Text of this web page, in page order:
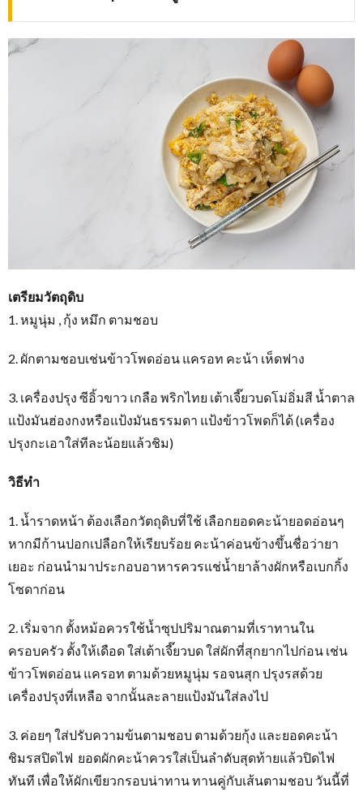
เตรียมวัตถุดิบ
1. หมูนุ่ม , กุ้ง หมึก ตามชอบ
2. ผักตามชอบเช่นข้าวโพดอ่อน แครอท คะน้า เห็ดฟาง
3. เครื่องปรุง ซีอิ้วขาว เกลือ พริกไทย เต้าเจี๊ยวบดโม่อิ่มสี น้ำตาล
แป้งมันฮ่องกงหรือแป้งมันธรรมดา แป้งข้าวโพดก็ได้ (เครื่อง
ปรุงกะเอาใส่ทีละน้อยแล้วชิม)
วิธีทำ
1. น้ำราดหน้า ต้องเลือกวัตถุดิบที่ใช้ เลือกยอดคะน้ายอดอ่อนๆ
หากมีก้านปอกเปลือกให้เรียบร้อย คะน้าค่อนข้างขึ้นชื่อว่ายา
เยอะ ก่อนนำมาประกอบอาหารควรแช่น้ำยาล้างผักหรือเบกกิ้ง
โซดาก่อน
2. เริ่มจาก ตั้งหม้อควรใช้น้ำซุปปริมาณตามที่เราทานใน
ครอบครัว ตั้งให้เดือด ใส่เต้าเจี๊ยวบด ใส่ผักที่สุกยากไปก่อน เช่น
ข้าวโพดอ่อน แครอท ตามด้วยหมูนุ่ม รอจนสุก ปรุงรสด้วย
เครื่องปรุงที่เหลือ จากนั้นละลายแป้งมันใส่ลงไป
3. ค่อยๆ ใส่ปรับความข้นตามชอบ ตามด้วยกุ้ง และยอดคะน้า
ชิมรสปิดไฟ ยอดผักคะน้าควรใส่เป็นลำดับสุดท้ายแล้วปิดไฟ
ทันที เพื่อให้ผักเขียวกรอบน่าทาน ทานคู่กับเส้นตามชอบ วันนี้ที่